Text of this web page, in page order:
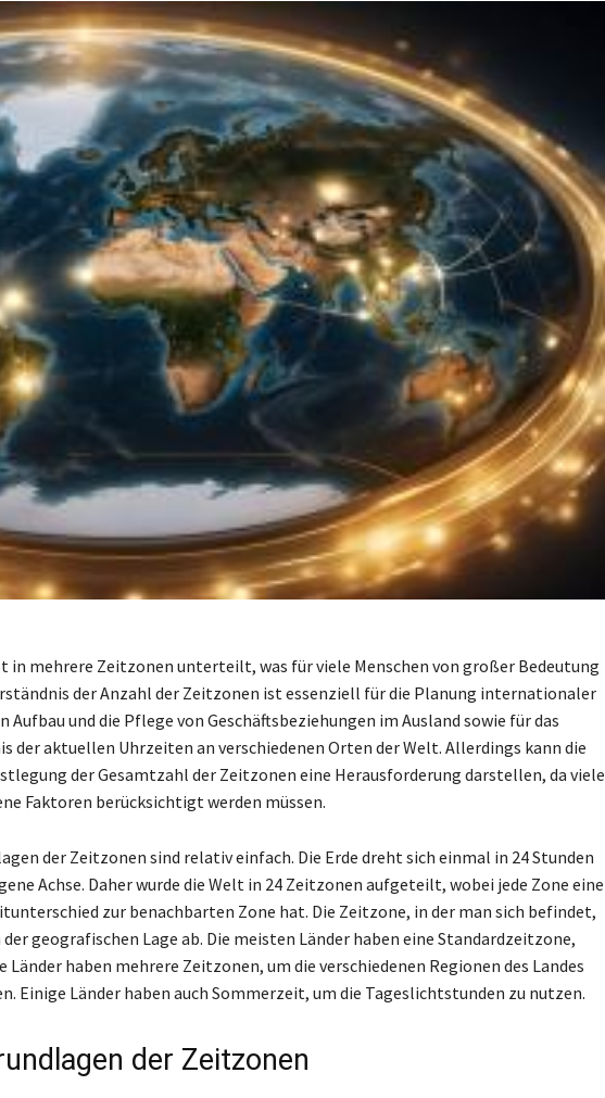
in mehrere Zeitzonen unterteilt, was für viele Menschen von großer Bedeutung
der Anzahl der Zeitzonen ist essenziell für die Planung internationaler
Aufbau und die Pflege von Geschäftsbeziehungen im Ausland sowie für das
der aktuellen Uhrzeiten an verschiedenen Orten der Welt. Allerdings kann die
der Gesamtzahl der Zeitzonen eine Herausforderung darstellen, da viele
Faktoren berücksichtigt werden müssen.
der Zeitzonen sind relativ einfach. Die Erde dreht sich einmal in 24 Stunden
Achse. Daher wurde die Welt in 24 Zeitzonen aufgeteilt, wobei jede Zone eine
zur benachbarten Zone hat. Die Zeitzone, in der man sich befindet,
geografischen Lage ab. Die meisten Länder haben eine Standardzeitzone,
Länder haben mehrere Zeitzonen, um die verschiedenen Regionen des Landes
Einige Länder haben auch Sommerzeit, um die Tageslichtstunden zu nutzen.
der Zeitzonen